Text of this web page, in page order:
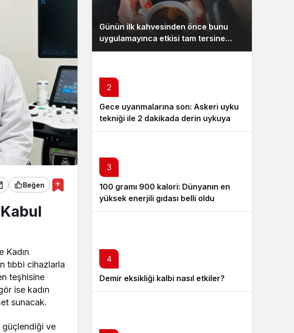
Beğen
Kadın
tıbbi cihazlarla
teşhisine
ise kadın
sunacak.
güçlendiği ve
Günün ilk kahvesinden önce bunu
uygulamayınca etkisi tam tersine
dönüyor
2
Gece uyanmalarına son: Askeri uyku
tekniği ile 2 dakikada derin uykuya
dalın
3
100 gramı 900 kalori: Dünyanın en
yüksek enerjili gıdası belli oldu
4
Demir eksikliği kalbi nasıl etkiler?